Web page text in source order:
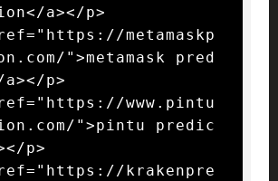
a></p>
metamaskp
">metamask pred
p>
www.pintu
">pintu predic
p>
krakenpre